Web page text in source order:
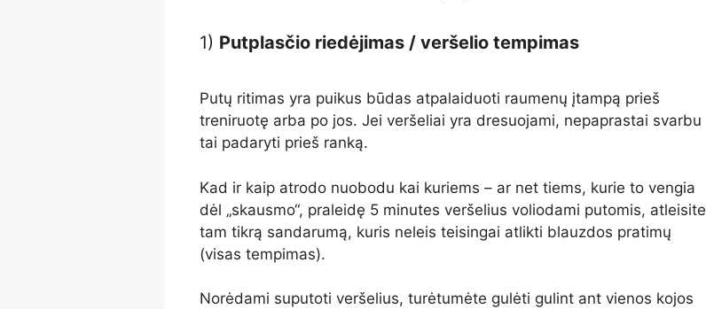
1) Putplasčio riedėjimas / veršelio tempimas
Putų ritimas yra puikus būdas atpalaiduoti raumenų įtampą prieš
treniruotę arba po jos. Jei veršeliai yra dresuojami, nepaprastai svarbu
tai padaryti prieš ranką.
Kad ir kaip atrodo nuobodu kai kuriems – ar net tiems, kurie to vengia
dėl „skausmo“, praleidę 5 minutes veršelius voliodami putomis, atleisite
tam tikrą sandarumą, kuris neleis teisingai atlikti blauzdos pratimų
(visas tempimas).
Norėdami suputoti veršelius, turėtumėte gulėti gulint ant vienos kojos